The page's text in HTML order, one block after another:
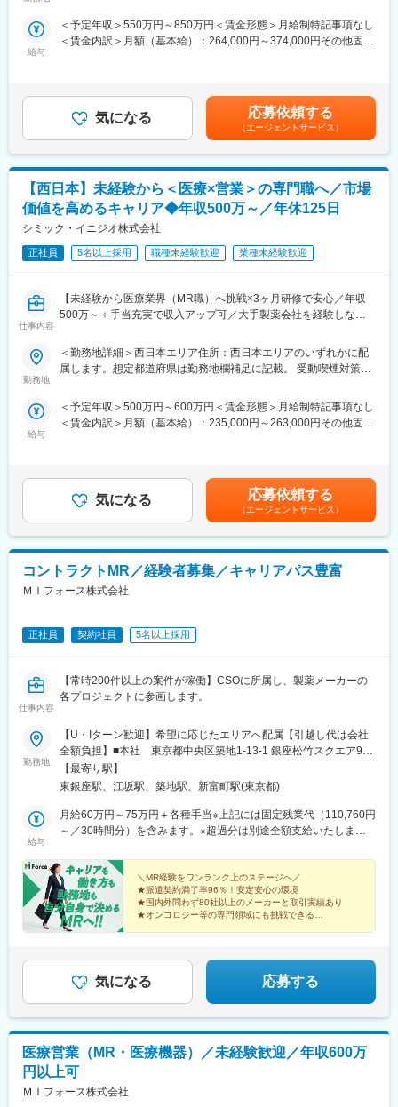
★入社同期がいるため、一緒に頑張れる環境です！専門性の高い
営業職が目指せます。
＜安定性＞
・誰にとっても必要不可欠な医療業界は、景気の影響に左右され
にくく、安定した売上を誇っています。
・当社は、東証プライム上場以来、10期連続で増収中のクオール
グループに属しており、主力事業を担っています。
＜社会貢献度の高さ＞
自身の売上・営業活動が患者さんのQOLの向上や病気から救うこ
とに繋がるため、やりがいをもって営業できます。
＜頑張りは適切に評価＞
■福利厚生（転勤を伴う場合）：
・家賃：一部会社負担
・住居契約初期経費：会社負担（上限設定あり）
変更の範囲：会社の定める業務
業規模、製品領域などのバランスを考慮しながら、常時60以上の
プロジェクトが稼働しています。
■年齢も経験も多様な人財が活躍
シミック・イニジオはほぼ全員が中途採用です。それぞれ異なる
バックグラウンドを持ち、その経験を活かして活動しています。
社員の年齢分布も幅広く、20代～60代まで在籍しています。社員
の経験の多様性は、変革期にある製薬業界にあって、私たちの事
業を支える重要な要素です。
■人財育成への積極投資
シミック・イニジオにとってサービス品質の源泉となるのは人財
資を行っています。自己成長意欲を尊重し、業務直結の研修だけ
でなく、変化する時代に対応するビジネススキル習得も含め階層
行っています。
できる制度があります。社員と社員のご家族が安心し、仕事もプ
ライベートも充実して活躍できるよう、福利厚生制度を整備して
ラスの借り上げ社宅制度や単身赴任のサポート制度を導入し、そ
の利用率も高水準となっています。
■社内認定資格制度
製薬企業での開発パイプラインの変化にともない、当社において
はオンコロジーをはじめスペシャリティ領域のプロジェクトが増
加しています。またスペシャリティ領域については社員の関心も
高く、これに応えるべく専門性の高い人財を育成するための社内
全面禁煙
給与
＜予定年収＞550万円～850万円＜賃金形態＞月給制特記事項なし
＜賃金内訳＞月額（基本給）：264,000円～374,000円その他固定
を全額支給 ■賞与年2回（昨年度実績4.2ヶ月）、報酬改定年1回■
全国勤務が可能な方は、初回給与時に30万円の一時金を支給賃金
はあくまでも目安の金額であり、選考を通じて上下する可能性が
あります。月給(月額)は固定手当を含めた表記です。
気になる 応募依頼する
（エージェントサービス）
【西日本】未経験から＜医療×営業＞の専門職へ／市場
価値を高めるキャリア◆年収500万～／年休125日
シミック・イニジオ株式会社
正社員 5名以上採用 職種未経験歓迎 業種未経験歓迎
仕事内容
【未経験から医療業界（MR職）へ挑戦×3ヶ月研修で安心／年収
500万～＋手当充実で収入アップ可／大手製薬会社を経験しなが
＜入社月について＞
入社月が決まっているため同期も多く安心してスタート可能
具体的には、「どんな病気に効くか（効果）／安全性（副作用や
注意点）／品質に問題はないか」をわかりやすく伝えます
また、現場で使われた際の声を聞き取り製薬会社へ届け、より良
い薬づくりにも貢献します
自分が関わった薬が患者様の治療につながり、感謝されるやりが
いのある仕事です
◎3ヶ月研修＋OJTでゼロから育成｜専門性の高いキャリア形成
員など）が活躍中
▽約3ヶ月の研修（医療知識・業務理解）
▽現場配属（4ヶ月目～）※マネージャーなど周囲のサポートを受
けながら実務習得
▽キャリア形成（MR経験者スペシャリスト・管理職や本社管理職
へのキャリアアップ＆キャリアチェンジの可能性アリ）
■充実した研修制度
・全員未経験入社！同期とスタートできる環境
・配属後もマネージャーや先輩MRが成長をサポート
■手厚い福利厚生
・外勤手当（1日1,500円）
■当社の特徴
研修終了後は各製薬メーカーのプロジェクトに配属される『コン
クラクトMR』。配属期間は平均2～3年程。
新薬案件を中心にプロジェクトが豊富にあり、成長機会が広がり
ます。
■豊富なキャリアパス
勤務地
＜勤務地詳細＞西日本エリア住所：西日本エリアのいずれかに配
属します。想定都道府県は勤務地欄補足に記載。 受動喫煙対策：
給与
＜予定年収＞500万円～600万円＜賃金形態＞月給制特記事項なし
＜賃金内訳＞月額（基本給）：235,000円～263,000円その他固定
を全額支給 ■賞与年2回（昨年度実績4.2ヶ月）、報酬改定年1回■
全国勤務が可能な方は、50万円の一時金を支給(3ヶ月の試用期間
後の翌月給与で支給)賃金はあくまでも目安の金額であり、選考を
通じて上下する可能性があります。月給(月額)は固定手当を含めた
表記です。
気になる 応募依頼する
（エージェントサービス）
コントラクトMR／経験者募集／キャリアパス豊富
ＭＩフォース株式会社
正社員 契約社員 5名以上採用
仕事内容
【常時200件以上の案件が稼働】CSOに所属し、製薬メーカーの
各プロジェクトに参画します。
勤務地
【U・Iターン歓迎】希望に応じたエリアへ配属【引越し代は会社
全額負担】■本社 東京都中央区築地1-13-1 銀座松竹スクエア9F■
勤務エリア：（1）北海道：北海道（2）東北：青森・秋田・岩
手・山形・宮城・福島（3）関東：東京・神奈川・千葉・埼玉・茨
知・岐阜・三重・静岡（6）北陸：富山・石川・福井（7）近畿：
大阪・京都・滋賀・奈良・和歌山・兵庫（8）中国：岡山・広島・
州：福岡・大分・宮崎・鹿児島・熊本・佐賀・長崎・沖縄※勤務地
限定～全国転勤（規定あり）の選択可能※配属エリアは希望に応じ
ます。希望範囲外への転勤はありません。※変更の範囲：会社の定
める事業所（リモートワーク含む）
【最寄り駅】
東銀座駅、江坂駅、築地駅、新富町駅(東京都)
給与
月給60万円～75万円＋各種手当※上記には固定残業代（110,760円
～／30時間分）を含みます。※超過分は別途全額支給いたしま
歳（入社4年） 920万円／45歳（入社6年） ※諸手当含む
＼MR経験をワンランク上のステージへ／
★派遣契約満了率96％！安定安心の環境
★国内外問わず80社以上のメーカーと取引実績あり
★オンコロジー等の専門領域にも挑戦できる
気になる 応募する
医療営業（MR・医療機器）／未経験歓迎／年収600万
円以上可
ＭＩフォース株式会社